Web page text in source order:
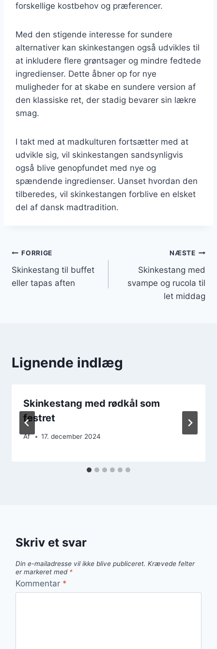
forskellige kostbehov og præferencer.
Med den stigende interesse for sundere
alternativer kan skinkestangen også udvikles til
at inkludere flere grøntsager og mindre fedtede
ingredienser. Dette åbner op for nye
muligheder for at skabe en sundere version af
den klassiske ret, der stadig bevarer sin lækre
smag.
I takt med at madkulturen fortsætter med at
udvikle sig, vil skinkestangen sandsynligvis
også blive genopfundet med nye og
spændende ingredienser. Uanset hvordan den
tilberedes, vil skinkestangen forblive en elsket
del af dansk madtradition.
Indlægsnavigation
FORRIGE
Skinkestang til buffet
eller tapas aften
NÆSTE
Skinkestang med
svampe og rucola til
let middag
Lignende indlæg
Skinkestang med rødkål som
festret
Af 17. december 2024
Skriv et svar
Din e-mailadresse vil ikke blive publiceret. Krævede felter
er markeret med *
Kommentar *